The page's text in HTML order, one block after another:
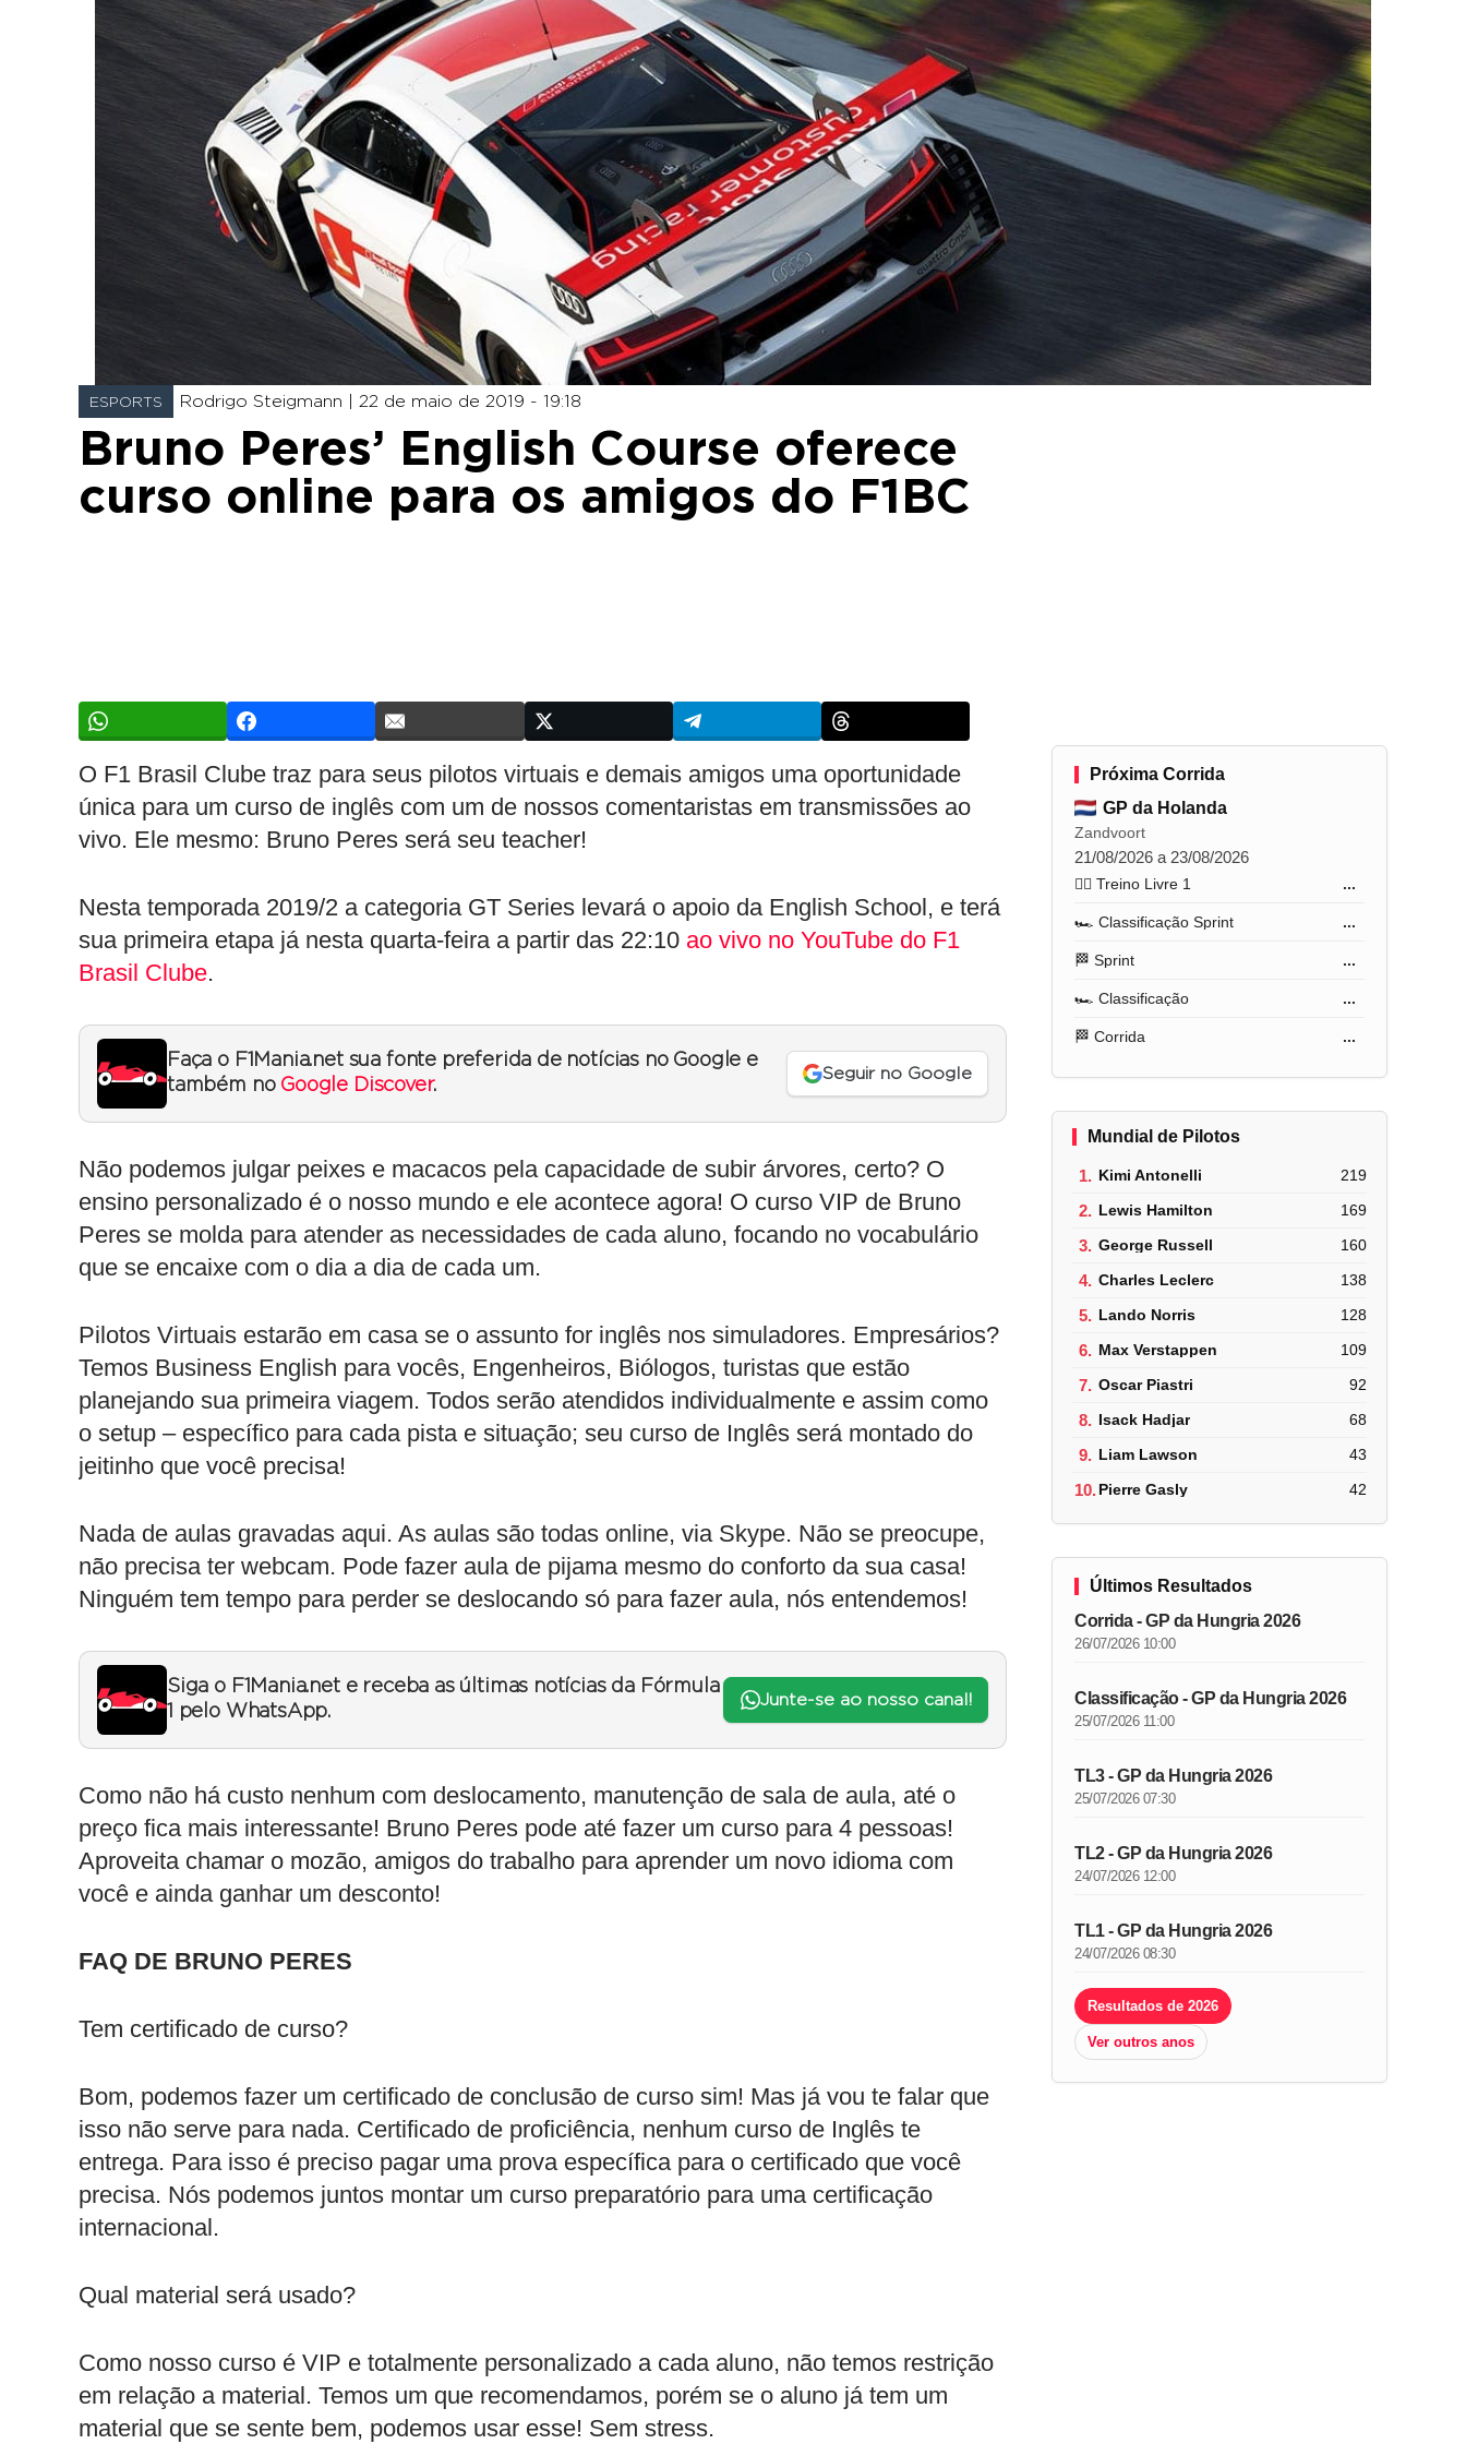
ESPORTS Rodrigo Steigmann | 22 de maio de 2019 - 19:18
Bruno Peres’ English Course oferece
curso online para os amigos do F1BC
O F1 Brasil Clube traz para seus pilotos virtuais e demais amigos uma oportunidade
única para um curso de inglês com um de nossos comentaristas em transmissões ao
vivo. Ele mesmo: Bruno Peres será seu teacher!
Nesta temporada 2019/2 a categoria GT Series levará o apoio da English School, e terá
sua primeira etapa já nesta quarta-feira a partir das 22:10 ao vivo no YouTube do F1
Brasil Clube.
Faça o F1Mania.net sua fonte preferida de notícias no Google e
também no Google Discover.
Seguir no Google
Não podemos julgar peixes e macacos pela capacidade de subir árvores, certo? O
ensino personalizado é o nosso mundo e ele acontece agora! O curso VIP de Bruno
Peres se molda para atender as necessidades de cada aluno, focando no vocabulário
que se encaixe com o dia a dia de cada um.
Pilotos Virtuais estarão em casa se o assunto for inglês nos simuladores. Empresários?
Temos Business English para vocês, Engenheiros, Biólogos, turistas que estão
planejando sua primeira viagem. Todos serão atendidos individualmente e assim como
o setup – específico para cada pista e situação; seu curso de Inglês será montado do
jeitinho que você precisa!
Nada de aulas gravadas aqui. As aulas são todas online, via Skype. Não se preocupe,
não precisa ter webcam. Pode fazer aula de pijama mesmo do conforto da sua casa!
Ninguém tem tempo para perder se deslocando só para fazer aula, nós entendemos!
Siga o F1Mania.net e receba as últimas notícias da Fórmula
1 pelo WhatsApp.
Junte-se ao nosso canal!
Como não há custo nenhum com deslocamento, manutenção de sala de aula, até o
preço fica mais interessante! Bruno Peres pode até fazer um curso para 4 pessoas!
Aproveita chamar o mozão, amigos do trabalho para aprender um novo idioma com
você e ainda ganhar um desconto!
FAQ DE BRUNO PERES
Tem certificado de curso?
Bom, podemos fazer um certificado de conclusão de curso sim! Mas já vou te falar que
isso não serve para nada. Certificado de proficiência, nenhum curso de Inglês te
entrega. Para isso é preciso pagar uma prova específica para o certificado que você
precisa. Nós podemos juntos montar um curso preparatório para uma certificação
internacional.
Qual material será usado?
Como nosso curso é VIP e totalmente personalizado a cada aluno, não temos restrição
em relação a material. Temos um que recomendamos, porém se o aluno já tem um
material que se sente bem, podemos usar esse! Sem stress.
Próxima Corrida
GP da Holanda
Zandvoort
21/08/2026 a 23/08/2026
🏋️‍♂️ Treino Livre 1 ...
🏎️ Classificação Sprint ...
🏁 Sprint ...
🏎️ Classificação ...
🏁 Corrida ...
Mundial de Pilotos
1. Kimi Antonelli 219
2. Lewis Hamilton 169
3. George Russell 160
4. Charles Leclerc 138
5. Lando Norris 128
6. Max Verstappen 109
7. Oscar Piastri 92
8. Isack Hadjar 68
9. Liam Lawson 43
10.Pierre Gasly 42
Últimos Resultados
Corrida - GP da Hungria 2026
26/07/2026 10:00
Classificação - GP da Hungria 2026
25/07/2026 11:00
TL3 - GP da Hungria 2026
25/07/2026 07:30
TL2 - GP da Hungria 2026
24/07/2026 12:00
TL1 - GP da Hungria 2026
24/07/2026 08:30
Resultados de 2026
Ver outros anos